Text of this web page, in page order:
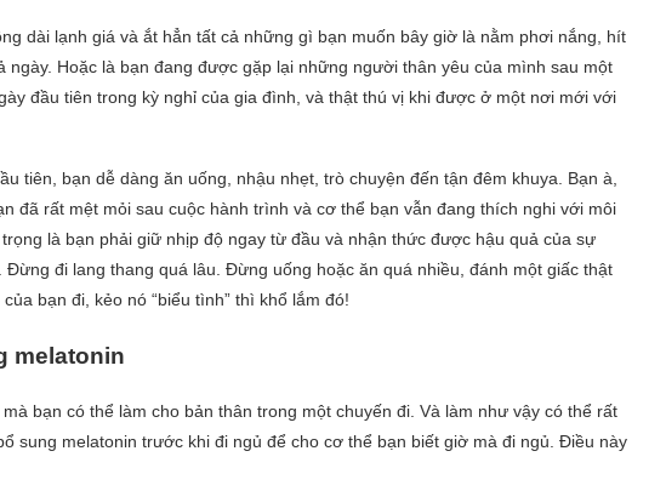
dài lạnh giá và ắt hẳn tất cả những gì bạn muốn bây giờ là nằm phơi nắng, hít
ngày. Hoặc là bạn đang được gặp lại những người thân yêu của mình sau một
đầu tiên trong kỳ nghỉ của gia đình, và thật thú vị khi được ở một nơi mới với
tiên, bạn dễ dàng ăn uống, nhậu nhẹt, trò chuyện đến tận đêm khuya. Bạn à,
đã rất mệt mỏi sau cuộc hành trình và cơ thể bạn vẫn đang thích nghi với môi
là bạn phải giữ nhịp độ ngay từ đầu và nhận thức được hậu quả của sự
đi lang thang quá lâu. Đừng uống hoặc ăn quá nhiều, đánh một giấc thật
bạn đi, kẻo nó “biểu tình” thì khổ lắm đó!
melatonin
bạn có thể làm cho bản thân trong một chuyến đi. Và làm như vậy có thể rất
sung melatonin trước khi đi ngủ để cho cơ thể bạn biết giờ mà đi ngủ. Điều này